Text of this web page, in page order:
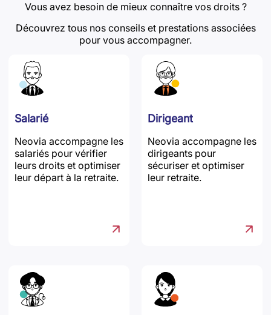
Vous avez besoin de mieux connaître vos droits ?
Découvrez tous nos conseils et prestations associées
pour vous accompagner.
Salarié
Neovia accompagne les
salariés pour vérifier
leurs droits et optimiser
leur départ à la retraite.
Dirigeant
Neovia accompagne les
dirigeants pour
sécuriser et optimiser
leur retraite.